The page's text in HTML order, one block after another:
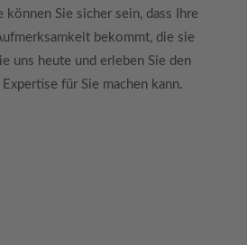
können Sie sicher sein, dass Ihre
bekommt, die sie
uns heute und erleben Sie den
für Sie machen kann.